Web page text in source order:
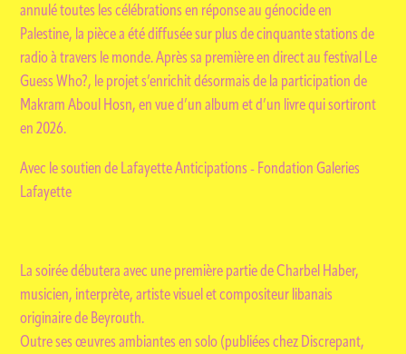
annulé toutes les célébrations en réponse au génocide en
Palestine, la pièce a été diffusée sur plus de cinquante stations de
radio à travers le monde. Après sa première en direct au festival Le
Guess Who?, le projet s’enrichit désormais de la participation de
Makram Aboul Hosn, en vue d’un album et d’un livre qui sortiront
en 2026.
Avec le soutien de Lafayette Anticipations - Fondation Galeries
Lafayette
La soirée débutera avec une première partie de Charbel Haber,
musicien, interprète, artiste visuel et compositeur libanais
originaire de Beyrouth.
Outre ses œuvres ambiantes en solo (publiées chez Discrepant,